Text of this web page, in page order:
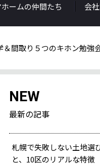
ホームの仲間たち 会
＆間取り５つのキホン勉強
NEW
最新の記事
札幌で失敗しない土地選
と、10区のリアルな特徴